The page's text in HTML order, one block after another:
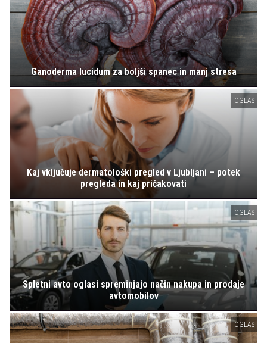
Ganoderma lucidum za boljši spanec in manj stresa
OGLAS
Kaj vključuje dermatološki pregled v Ljubljani – potek
pregleda in kaj pričakovati
OGLAS
Spletni avto oglasi spreminjajo način nakupa in prodaje
avtomobilov
OGLAS